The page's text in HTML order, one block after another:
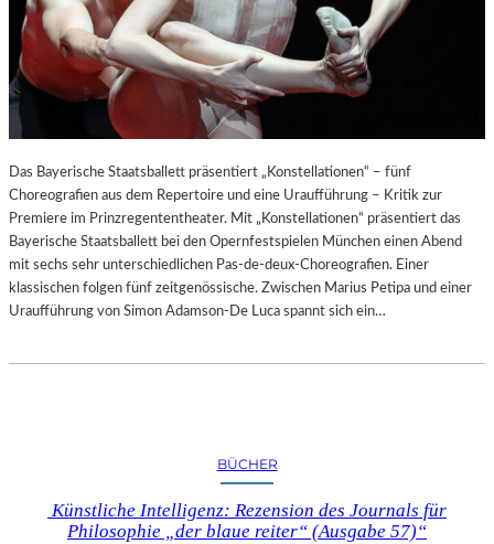
Das Bayerische Staatsballett präsentiert „Konstellationen“ – fünf
Choreografien aus dem Repertoire und eine Uraufführung – Kritik zur
Premiere im Prinzregententheater. Mit „Konstellationen“ präsentiert das
Bayerische Staatsballett bei den Opernfestspielen München einen Abend
mit sechs sehr unterschiedlichen Pas-de-deux-Choreografien. Einer
klassischen folgen fünf zeitgenössische. Zwischen Marius Petipa und einer
Uraufführung von Simon Adamson-De Luca spannt sich ein…
BÜCHER
Künstliche Intelligenz: Rezension des Journals für
Philosophie „der blaue reiter“ (Ausgabe 57)“